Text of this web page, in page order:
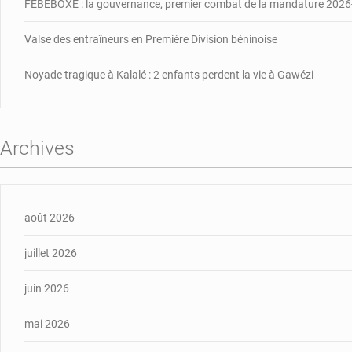
FÉBÉBOXE : la gouvernance, premier combat de la mandature
Valse des entraîneurs en Première Division béninoise
Noyade tragique à Kalalé : 2 enfants perdent la vie à Gawézi
Archives
août 2026
juillet 2026
juin 2026
mai 2026